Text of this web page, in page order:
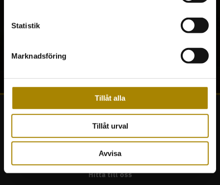
Statistik
Marknadsföring
Tillåt alla
Tillåt urval
Avvisa
FABRIKSBUTIKEN
Ett verkligt smultronställe, som inte hålls
hemligt!
Hitta till oss